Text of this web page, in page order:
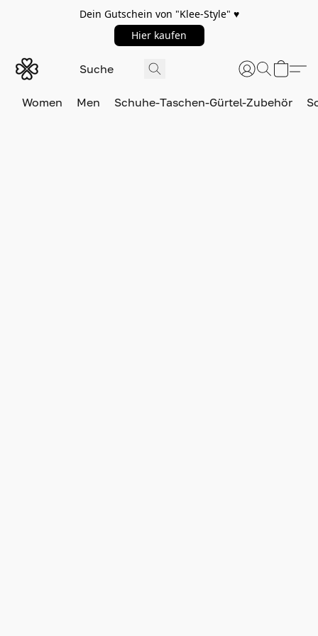
Dein Gutschein von "Klee-Style" ♥️
Hier kaufen
Women Men Schuhe-Taschen-Gürtel-Zubehör